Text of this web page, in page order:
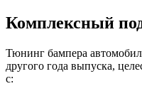
Комплексный
Тюнинг бампера
другого года выпуска,
с: